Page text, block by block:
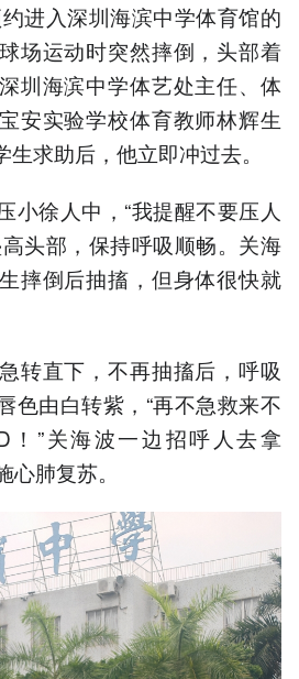
进入深圳海滨中学体育馆的
场运动时突然摔倒，头部着
圳海滨中学体艺处主任、体
安实验学校体育教师林辉生
求助后，他立即冲过去。
小徐人中，“我提醒不要压人
头部，保持呼吸顺畅。关海
摔倒后抽搐，但身体很快就
转直下，不再抽搐后，呼吸
色由白转紫，“再不急救来不
！”关海波一边招呼人去拿
肺复苏。